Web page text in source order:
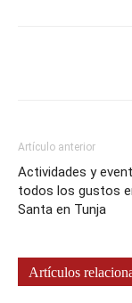
Artículo anterior
Actividades y
todos los gustos
Santa en Tunja
Artículos